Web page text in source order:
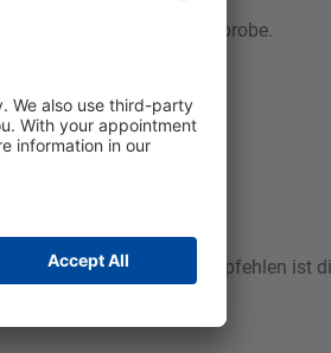
wir eine Saumprobe.
werden, zu empfehlen ist